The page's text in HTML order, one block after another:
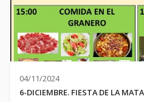
04/11/2024
6-DICIEMBRE. FIESTA DE LA